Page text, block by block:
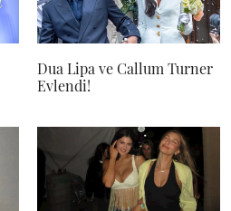
Dua Lipa ve Callum Turner
Evlendi!